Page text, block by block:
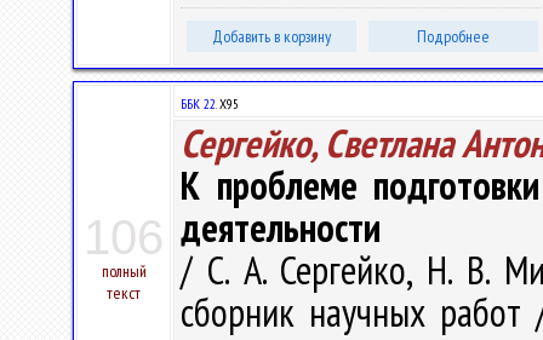
Добавить в корзину Подробнее
106
полный
текст
ББК 22.Х95
Сергейко, Светлана
К проблеме
деятельности
/ С. А. Сергейко, Н. В.
сборник научных